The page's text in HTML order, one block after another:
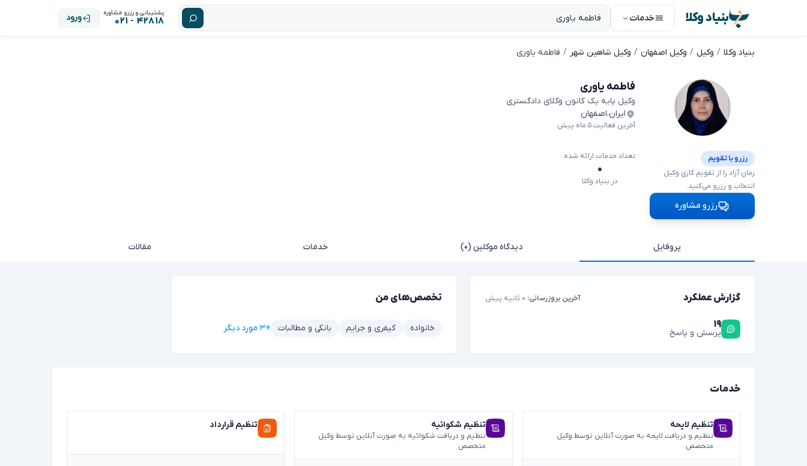
بنیاد وکلا خدمات پشتیبانی و رزرو مشاوره
۴۲۸۱۸ - ۰۲۱ ورود
بنیاد وکلا وکیل وکیل اصفهان وکیل شاهین شهر فاطمه یاوری
فاطمه یاوری
وکیل پایه یک کانون وکلای دادگستری
ایران،اصفهان
آخرین فعالیت ۵ ماه پیش
تعداد خدمات ارائه شده
۰
در بنیاد وکلا
رزرو با تقویم
زمانِ آزاد را از تقویمِ کاریِ وکیل
انتخاب و رزرو می‌کنید.
رزرو مشاوره
پروفایل دیدگاه موکلین (۰) خدمات مقالات
گزارش عملکرد آخرین بروزرسانی:
۱۹
پرسش و پاسخ
تخصص‌های من
خانواده کیفری و جرایم بانکی و مطالبات +۳ مورد دیگر
خدمات
تنظیم لایحه
تنظیم و دریافت لایحه به صورت آنلاین توسط وکیل
متخصص
تنظیم شکوائیه
تنظیم و دریافت شکوائیه به صورت آنلاین توسط وکیل
متخصص
تنظیم قرارداد